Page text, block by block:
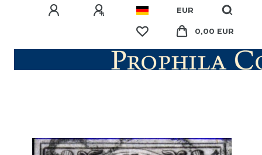
EUR
0,00 EUR